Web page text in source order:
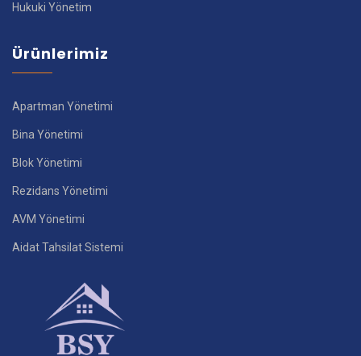
Hukuki Yönetim
Ürünlerimiz
Apartman Yönetimi
Bina Yönetimi
Blok Yönetimi
Rezidans Yönetimi
AVM Yönetimi
Aidat Tahsilat Sistemi